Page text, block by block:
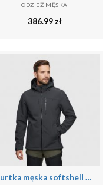
ODZIEŻ MĘSKA
386.99 zł
Kurtka męska softshell Alpinus Roignais